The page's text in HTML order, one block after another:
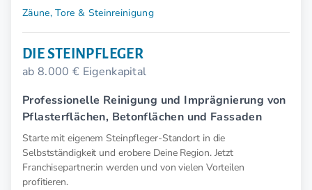
Zäune, Tore & Steinreinigung
DIE STEINPFLEGER
ab 8.000 € Eigenkapital
Professionelle Reinigung und Imprägnierung von
Pflasterflächen, Betonflächen und Fassaden
Starte mit eigenem Steinpfleger-Standort in die
Selbstständigkeit und erobere Deine Region. Jetzt
Franchisepartner:in werden und von vielen Vorteilen
profitieren.